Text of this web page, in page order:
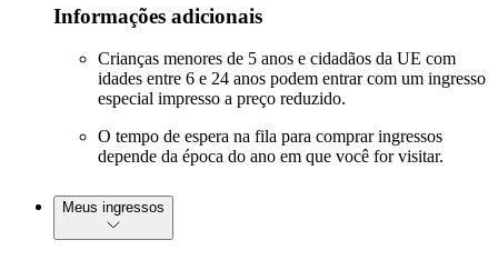
Informações adicionais
Crianças menores de 5 anos e cidadãos da UE com
idades entre 6 e 24 anos podem entrar com um ingresso
especial impresso a preço reduzido.
O tempo de espera na fila para comprar ingressos
depende da época do ano em que você for visitar.
Meus ingressos